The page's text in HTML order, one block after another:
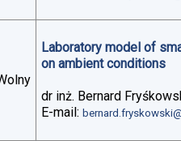
Laboratory model of
on ambient conditions
dr inż. Bernard
E-mail: